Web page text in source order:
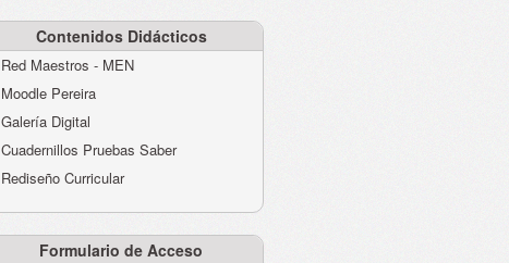
Contenidos Didácticos
Red Maestros - MEN
Moodle Pereira
Galería Digital
Cuadernillos Pruebas Saber
Rediseño Curricular
Formulario de Acceso